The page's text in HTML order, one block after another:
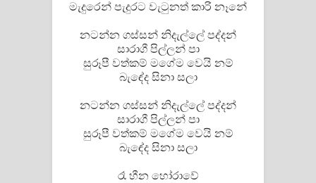
මැදුරෙන් පැදුරට වැටුනත් කාරි නෑනේ
නටන්න ගස්සන් නිදැල්ලේ පද්දන්
සාරාගී පිල්ලන් පා
සුරූපී වත්කම් මගේම වෙයි නම්
බැඳේද සිනා සලා
නටන්න ගස්සන් නිදැල්ලේ පද්දන්
සාරාගී පිල්ලන් පා
සුරූපී වත්කම් මගේම වෙයි නම්
බැඳේද සිනා සලා
රෑ හීන හෝරාවේ